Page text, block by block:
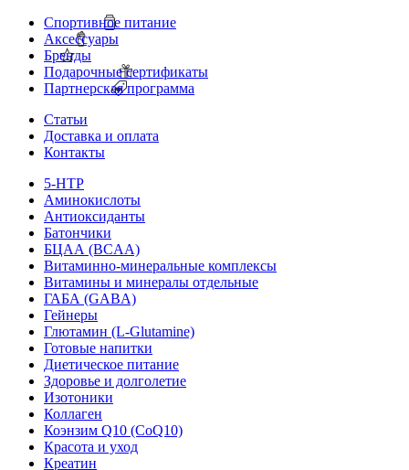
Спортивное питание
Аксессуары
Бренды
Подарочные сертификаты
Партнерская программа
Статьи
Доставка и оплата
Контакты
5-HTP
Аминокислоты
Антиоксиданты
Батончики
БЦАА (BCAA)
Витаминно-минеральные комплексы
Витамины и минералы отдельные
ГАБА (GABA)
Гейнеры
Глютамин (L-Glutamine)
Готовые напитки
Диетическое питание
Здоровье и долголетие
Изотоники
Коллаген
Коэнзим Q10 (CoQ10)
Красота и уход
Креатин